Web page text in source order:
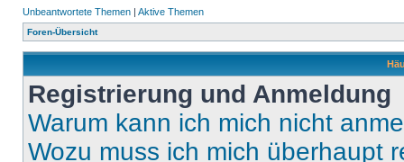
Unbeantwortete Themen | Aktive Themen
Foren-Übersicht
Registrierung und Anmeldung
Warum kann ich mich nicht
Wozu muss ich mich überhaupt